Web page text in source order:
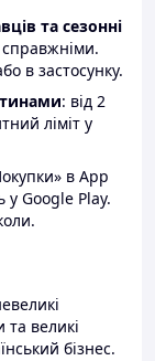
та сезонні
в застосунку.
: від 2
ліміт у
в App
Google Play.
великі
бізнес.